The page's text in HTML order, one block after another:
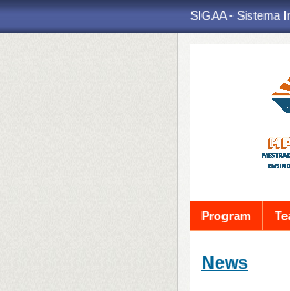
SIGAA - Sistema
Program
News